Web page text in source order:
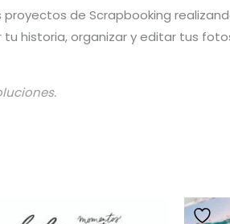
de Scrapbooking
historia, organizar y editar tus